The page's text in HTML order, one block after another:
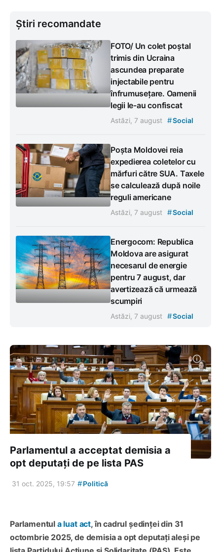
Știri recomandate
FOTO/ Un colet poștal
trimis din Ucraina
ascundea preparate
injectabile pentru
înfrumusețare. Oamenii
legii le-au confiscat
Astăzi, 7 august #Social
Poșta Moldovei reia
expedierea coletelor cu
mărfuri către SUA. Taxele
se calculează după noile
reguli americane
Astăzi, 7 august #Social
Energocom: Republica
Moldova are asigurat
necesarul de energie
pentru 7 august, dar
avertizează că urmează
scumpiri
Astăzi, 7 august #Social
Parlamentul a acceptat demisia a
opt deputați de pe lista PAS
31 oct. 2025, 19:57 #Politică
Parlamentul a luat act, în cadrul ședinței din 31
octombrie 2025, de demisia a opt deputați aleși pe